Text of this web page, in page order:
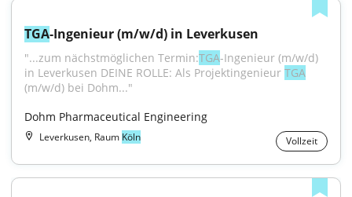
TGA-Ingenieur (m/w/d) in Leverkusen
"...zum nächstmöglichen Termin:TGA-Ingenieur (m/w/d)
in Leverkusen DEINE ROLLE: Als Projektingenieur TGA
(m/w/d) bei Dohm..."
Dohm Pharmaceutical Engineering
Leverkusen, Raum Köln Vollzeit